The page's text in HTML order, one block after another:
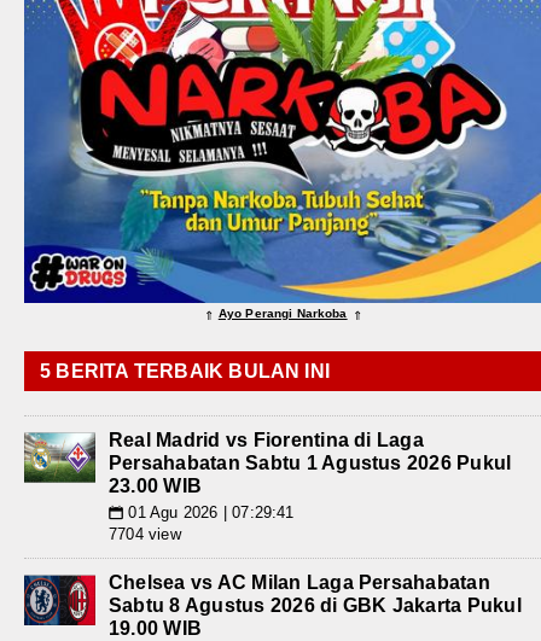
⇑ Ayo Perangi Narkoba ⇑
5 BERITA TERBAIK BULAN INI
Real Madrid vs Fiorentina di Laga
Persahabatan Sabtu 1 Agustus 2026 Pukul
23.00 WIB
📅 01 Agu 2026 | 07:29:41
7704 view
Chelsea vs AC Milan Laga Persahabatan
Sabtu 8 Agustus 2026 di GBK Jakarta Pukul
19.00 WIB